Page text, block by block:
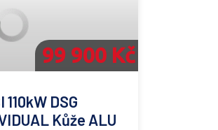
99 900 Kč
DSG
Kůže ALU